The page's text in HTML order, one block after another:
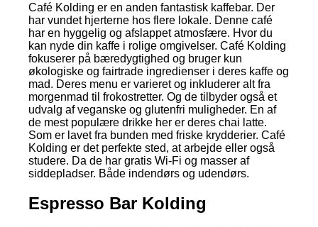
Café Kolding er en anden fantastisk kaffebar. Der
har vundet hjerterne hos flere lokale. Denne café
har en hyggelig og afslappet atmosfære. Hvor du
kan nyde din kaffe i rolige omgivelser. Café Kolding
fokuserer på bæredygtighed og bruger kun
økologiske og fairtrade ingredienser i deres kaffe og
mad. Deres menu er varieret og inkluderer alt fra
morgenmad til frokostretter. Og de tilbyder også et
udvalg af veganske og glutenfri muligheder. En af
de mest populære drikke her er deres chai latte.
Som er lavet fra bunden med friske krydderier. Café
Kolding er det perfekte sted, at arbejde eller også
studere. Da de har gratis Wi-Fi og masser af
siddepladser. Både indendørs og udendørs.
Espresso Bar Kolding